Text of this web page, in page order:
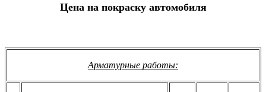
Цена на покраску автомобиля
Арматурные работы: